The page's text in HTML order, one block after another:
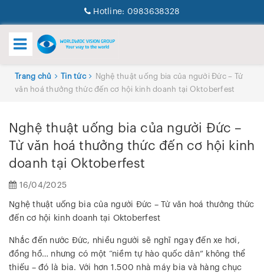
Hotline: 0983638328
Trang chủ Tin tức
Nghệ thuật uống bia của người Đức – Từ
văn hoá thưởng thức đến cơ hội kinh doanh tại Oktoberfest
Nghệ thuật uống bia của người Đức –
Từ văn hoá thưởng thức đến cơ hội kinh
doanh tại Oktoberfest
16/04/2025
Nghệ thuật uống bia của người Đức – Từ văn hoá thưởng thức
đến cơ hội kinh doanh tại Oktoberfest
Nhắc đến nước Đức, nhiều người sẽ nghĩ ngay đến xe hơi,
đồng hồ… nhưng có một “niềm tự hào quốc dân” không thể
thiếu – đó là bia. Với hơn 1.500 nhà máy bia và hàng chục